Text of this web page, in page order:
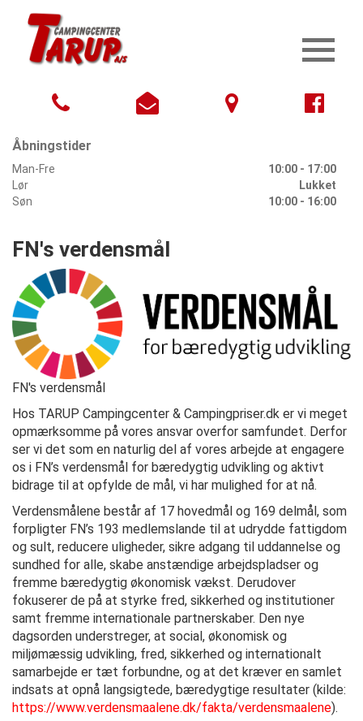
Åbningstider
Man-Fre
10:00 - 17:00
Lør
Lukket
Søn
10:00 - 16:00
FN's verdensmål
FN's verdensmål
Hos TARUP Campingcenter & Campingpriser.dk er vi meget
opmærksomme på vores ansvar overfor samfundet. Derfor
ser vi det som en naturlig del af vores arbejde at engagere
os i FN’s verdensmål for bæredygtig udvikling og aktivt
bidrage til at opfylde de mål, vi har mulighed for at nå.
Verdensmålene består af 17 hovedmål og 169 delmål, som
forpligter FN’s 193 medlemslande til at udrydde fattigdom
og sult, reducere uligheder, sikre adgang til uddannelse og
sundhed for alle, skabe anstændige arbejdspladser og
fremme bæredygtig økonomisk vækst. Derudover
fokuserer de på at styrke fred, sikkerhed og institutioner
samt fremme internationale partnerskaber. Den nye
dagsorden understreger, at social, økonomisk og
miljømæssig udvikling, fred, sikkerhed og internationalt
samarbejde er tæt forbundne, og at det kræver en samlet
indsats at opnå langsigtede, bæredygtige resultater (kilde:
https://www.verdensmaalene.dk/fakta/verdensmaalene).